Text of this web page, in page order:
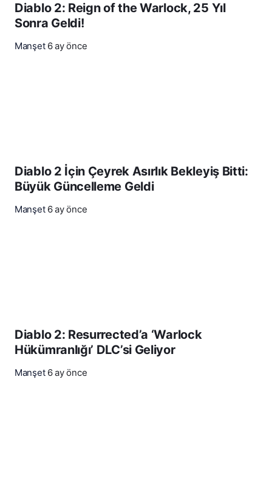
Diablo 2: Reign of the Warlock, 25 Yıl
Sonra Geldi!
Manşet 6 ay önce
Diablo 2 İçin Çeyrek Asırlık Bekleyiş Bitti:
Büyük Güncelleme Geldi
Manşet 6 ay önce
Diablo 2: Resurrected’a ‘Warlock
Hükümranlığı’ DLC’si Geliyor
Manşet 6 ay önce